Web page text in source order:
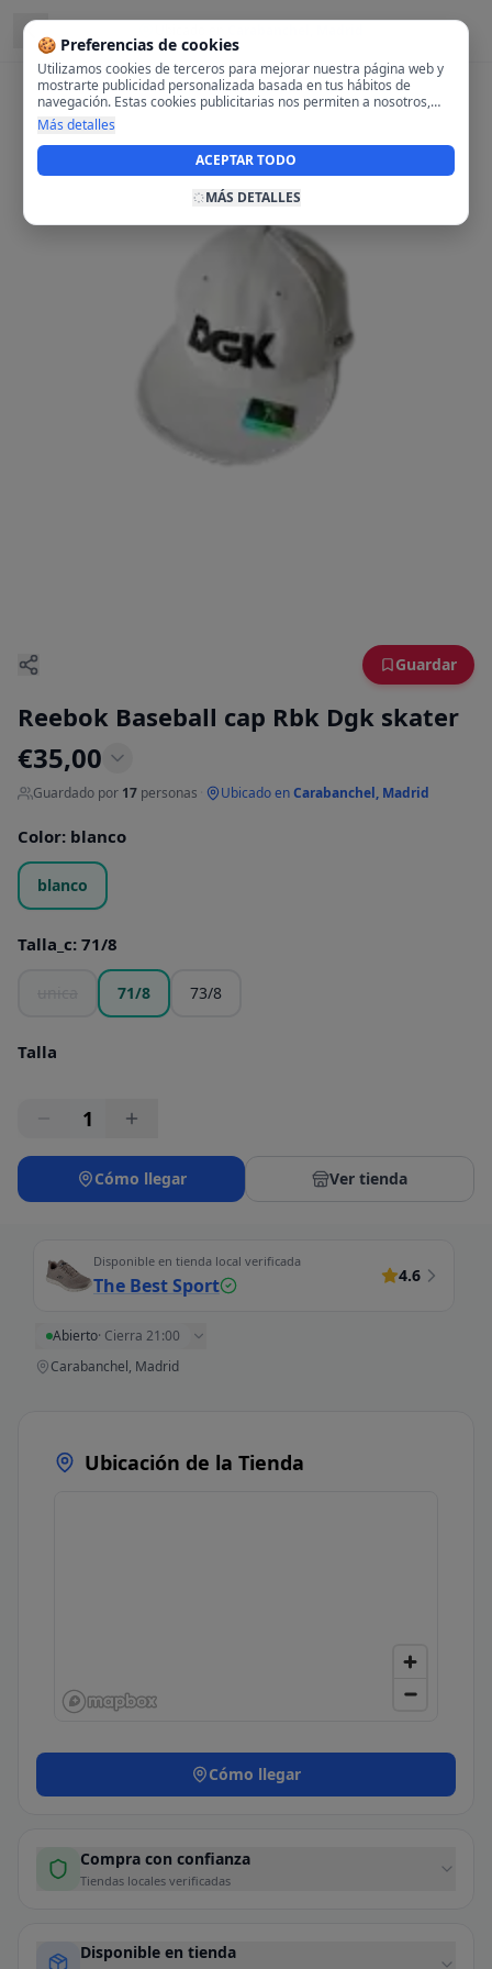
🍪 Preferencias de cookies
Utilizamos cookies de terceros para mejorar nuestra página web y
mostrarte publicidad personalizada basada en tus hábitos de
navegación. Estas cookies publicitarias nos permiten a nosotros,
analizar tu navegación en nuestra página y en internet para
mostrarte anuncios relevantes para ti. Al activarlas, aceptas el uso
de cookies para fines publicitarios y la recopilación y tratamiento de
tus datos de navegación, incluyendo la posible compartición de
Más detalles
ACEPTAR TODO
MÁS DETALLES
Guardar
Reebok Baseball cap Rbk Dgk skater
€35,00
Guardado por 17 personas Ubicado enCarabanchel, Madrid
Color: blanco
blanco
Talla_c: 71/8
71/8 73/8
Talla
1
Cómo llegar Ver tienda
Disponible en tienda local verificada
The Best Sport 4.6
Abierto· Cierra 21:00
Carabanchel, Madrid
Ubicación de la Tienda
Cómo llegar
Compra con confianza
Tiendas locales verificadas
Disponible en tienda